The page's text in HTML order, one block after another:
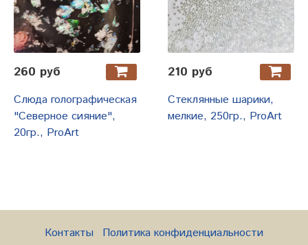
260 руб
Слюда голографическая
"Северное сияние",
20гр., ProArt
210 руб
Стеклянные шарики,
мелкие, 250гр., ProArt
Контакты Политика конфиденциальности